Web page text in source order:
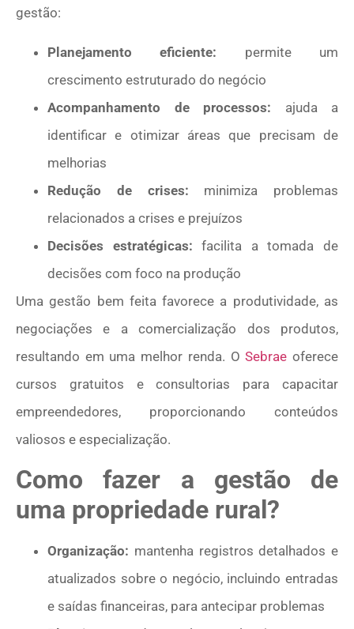
gestão:
Planejamento eficiente: permite um
crescimento estruturado do negócio
Acompanhamento de processos: ajuda a
identificar e otimizar áreas que precisam de
melhorias
Redução de crises: minimiza problemas
relacionados a crises e prejuízos
Decisões estratégicas: facilita a tomada de
decisões com foco na produção
Uma gestão bem feita favorece a produtividade, as
negociações e a comercialização dos produtos,
resultando em uma melhor renda. OSebraeoferece
cursos gratuitos e consultorias para capacitar
empreendedores, proporcionando conteúdos
valiosos e especialização.
Como fazer a gestão de
uma propriedade rural?
Organização: mantenha registros detalhados e
atualizados sobre o negócio, incluindo entradas
e saídas financeiras, para antecipar problemas